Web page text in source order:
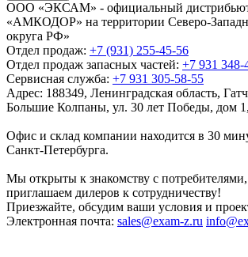
ООО «ЭКСАМ» - официальный
«АМКОДОР» на территории Северо-
округа РФ»
Отдел продаж: +7 (931) 255-45-56
Отдел продаж запасных частей: +7 931 348-
Сервисная служба: +7 931 305-58-55
Адрес: 188349, Ленинградская область,
Большие Колпаны, ул. 30 лет Победы, дом
Офис и склад компании находится в 30
Санкт-Петербурга.
Мы открыты к знакомству с
приглашаем дилеров к сотрудничеству!
Приезжайте, обсудим ваши условия и
Электронная почта: sales@exam-z.ru